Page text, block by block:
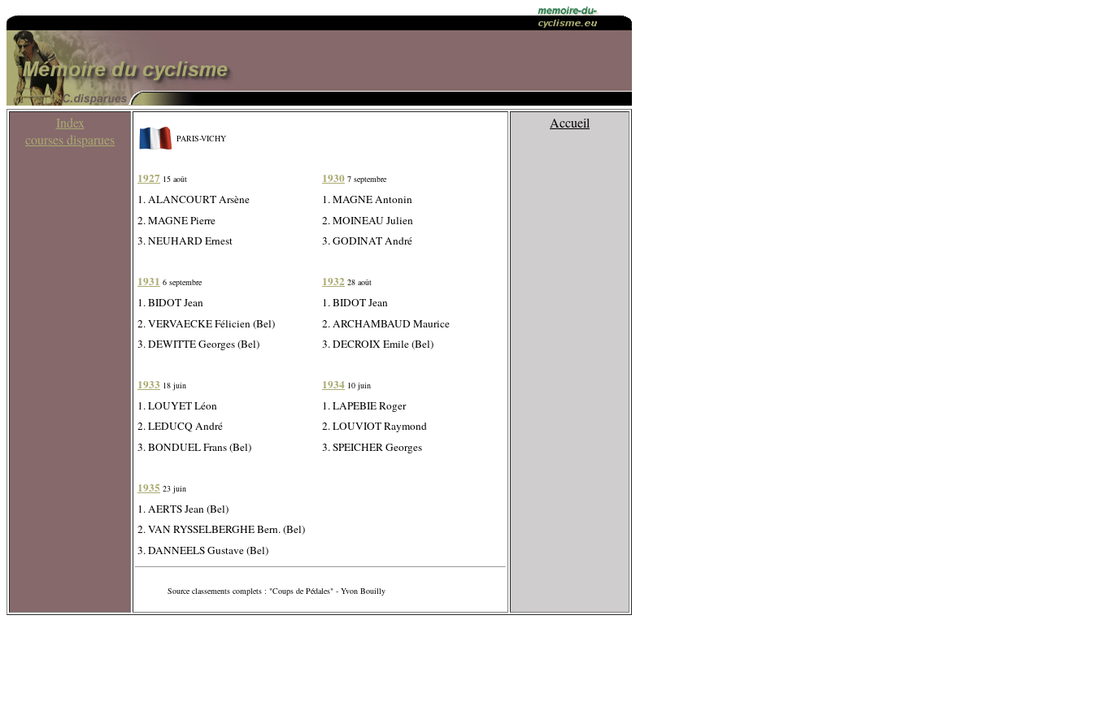
Index
courses disparues
PARIS-VICHY
1927 15 août
1. ALANCOURT Arsène
2. MAGNE Pierre
3. NEUHARD Ernest
1931 6 septembre
1. BIDOT Jean
2. VERVAECKE Félicien (Bel)
3. DEWITTE Georges (Bel)
1933 18 juin
1. LOUYET Léon
2. LEDUCQ André
3. BONDUEL Frans (Bel)
1935 23 juin
1. AERTS Jean (Bel)
2. VAN RYSSELBERGHE Bern. (Bel)
3. DANNEELS Gustave (Bel)
1930 7 septembre
1. MAGNE Antonin
2. MOINEAU Julien
3. GODINAT André
1932 28 août
1. BIDOT Jean
2. ARCHAMBAUD Maurice
3. DECROIX Emile (Bel)
1934 10 juin
1. LAPEBIE Roger
2. LOUVIOT Raymond
3. SPEICHER Georges
Source classements complets : "Coups de Pédales" - Yvon Bouilly
Accueil